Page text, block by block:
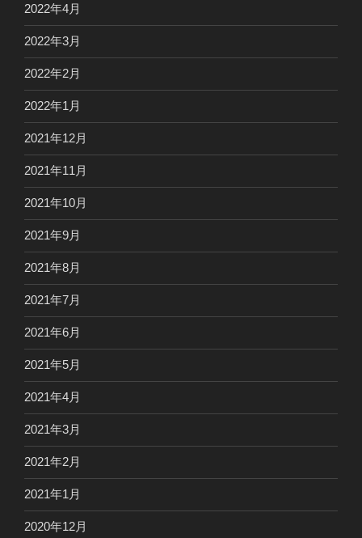
2022年4月
2022年3月
2022年2月
2022年1月
2021年12月
2021年11月
2021年10月
2021年9月
2021年8月
2021年7月
2021年6月
2021年5月
2021年4月
2021年3月
2021年2月
2021年1月
2020年12月